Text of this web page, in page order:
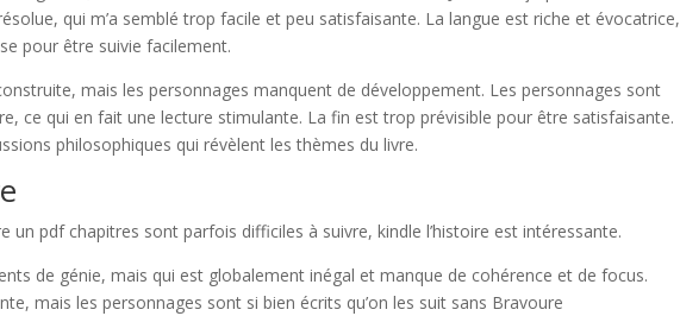
qui m’a semblé trop facile et peu satisfaisante. La langue est riche et évocatrice,
pour être suivie facilement.
mais les personnages manquent de développement. Les personnages sont
ce qui en fait une lecture stimulante. La fin est trop prévisible pour être satisfaisante.
philosophiques qui révèlent les thèmes du livre.
un pdf chapitres sont parfois difficiles à suivre, kindle l’histoire est intéressante.
de génie, mais qui est globalement inégal et manque de cohérence et de focus.
mais les personnages sont si bien écrits qu’on les suit sans Bravoure